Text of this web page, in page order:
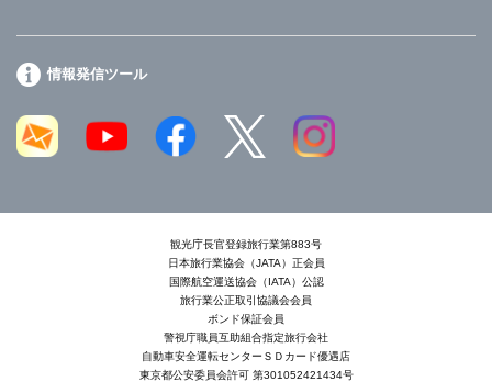
情報発信ツール
観光庁長官登録旅行業第883号
日本旅行業協会（JATA）正会員
国際航空運送協会（IATA）公認
旅行業公正取引協議会会員
ボンド保証会員
警視庁職員互助組合指定旅行会社
自動車安全運転センターＳＤカード優遇店
東京都公安委員会許可 第301052421434号